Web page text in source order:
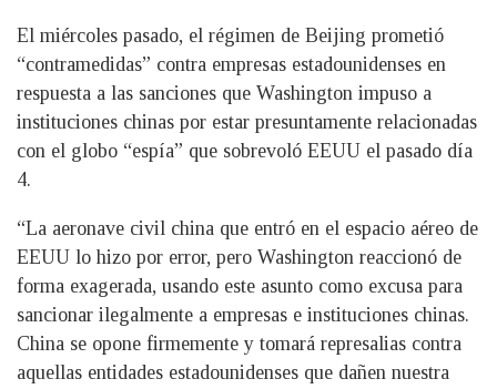
El miércoles pasado, el régimen de Beijing prometió
“contramedidas” contra empresas estadounidenses en
respuesta a las sanciones que Washington impuso a
instituciones chinas por estar presuntamente relacionadas
con el globo “espía” que sobrevoló EEUU el pasado día
4.
“La aeronave civil china que entró en el espacio aéreo de
EEUU lo hizo por error, pero Washington reaccionó de
forma exagerada, usando este asunto como excusa para
sancionar ilegalmente a empresas e instituciones chinas.
China se opone firmemente y tomará represalias contra
aquellas entidades estadounidenses que dañen nuestra